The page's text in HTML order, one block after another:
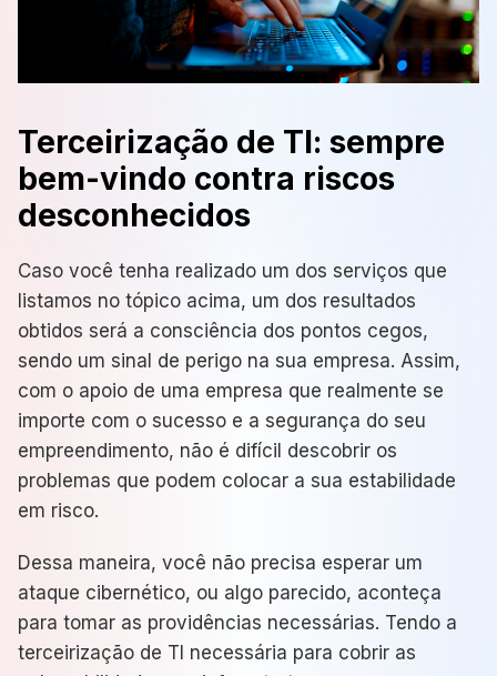
Terceirização de TI: sempre
bem-vindo contra riscos
desconhecidos
Caso você tenha realizado um dos serviços que
listamos no tópico acima, um dos resultados
obtidos será a consciência dos pontos cegos,
sendo um sinal de perigo na sua empresa. Assim,
com o apoio de uma empresa que realmente se
importe com o sucesso e a segurança do seu
empreendimento, não é difícil descobrir os
problemas que podem colocar a sua estabilidade
em risco.
Dessa maneira, você não precisa esperar um
ataque cibernético, ou algo parecido, aconteça
para tomar as providências necessárias. Tendo a
terceirização de TI necessária para cobrir as